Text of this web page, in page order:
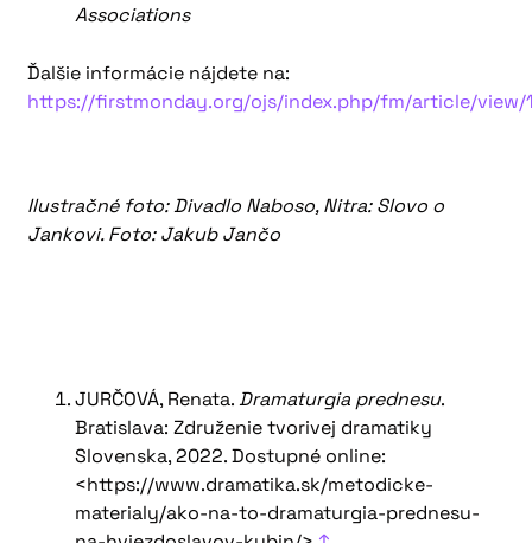
Associations
Ďalšie informácie nájdete na:
https://firstmonday.org/ojs/index.php/fm/article/view/
Ilustračné foto: Divadlo Naboso, Nitra: Slovo o
Jankovi. Foto: Jakub Jančo
JURČOVÁ, Renata.Dramaturgia prednesu.
Bratislava: Združenie tvorivej dramatiky
Slovenska, 2022. Dostupné online:
<https://www.dramatika.sk/metodicke-
materialy/ako-na-to-dramaturgia-prednesu-